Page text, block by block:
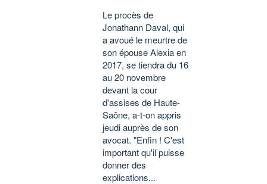
Le procès de
Jonathann Daval, qui
a avoué le meurtre de
son épouse Alexia en
2017, se tiendra du 16
au 20 novembre
devant la cour
d'assises de Haute-
Saône, a-t-on appris
jeudi auprès de son
avocat. "Enfin ! C'est
important qu'il puisse
donner des
explications...